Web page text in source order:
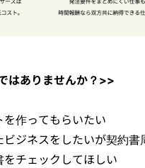
はありませんか？>>
を作ってもらいたい
ジネスをしたいが契約
をチェックしてほしい